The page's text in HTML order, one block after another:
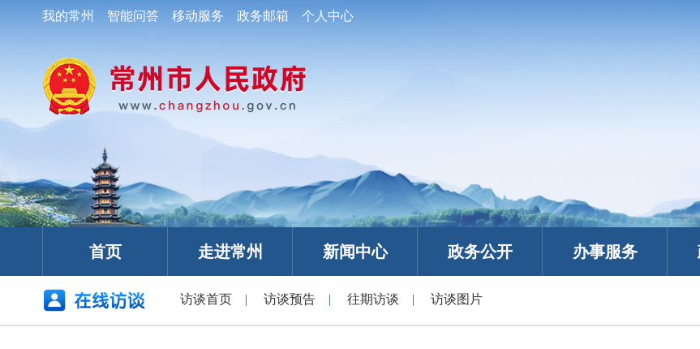
我的常州 智能问答 移动服务 政务邮箱 个人中心
首页 走进常州 新闻中心 政务公开 办事服务
访谈首页 | 访谈预告 | 往期访谈 | 访谈图片